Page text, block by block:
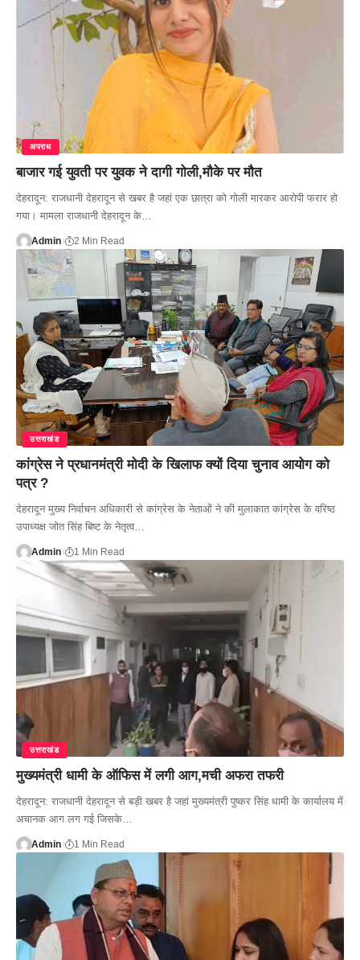
अपराध
बाजार गई युवती पर युवक ने दागी गोली,मौके पर मौत
देहरादून: राजधानी देहरादून से खबर है जहां एक छात्रा को गोली मारकर आरोपी फरार हो
गया। मामला राजधानी देहरादून के…
Admin 2 Min Read
उत्तराखंड
कांग्रेस ने प्रधानमंत्री मोदी के खिलाफ क्यों दिया चुनाव आयोग को
पत्र ?
देहरादून मुख्य निर्वाचन अधिकारी से कांग्रेस के नेताओं ने की मुलाकात कांग्रेस के वरिष्ठ
उपाध्यक्ष जोत सिंह बिष्ट के नेतृत्व…
Admin 1 Min Read
उत्तराखंड
मुख्यमंत्री धामी के ऑफिस में लगी आग,मची अफरा तफरी
देहरादून: राजधानी देहरादून से बड़ी खबर है जहां मुख्यमंत्री पुष्कर सिंह धामी के कार्यालय में
अचानक आग लग गई जिसके…
Admin 1 Min Read